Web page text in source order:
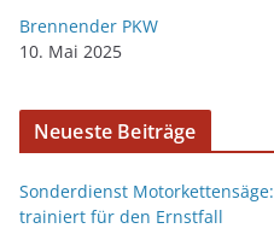
Brennender PKW
10. Mai 2025
Neueste Beiträge
Sonderdienst
trainiert für den Ernstfall